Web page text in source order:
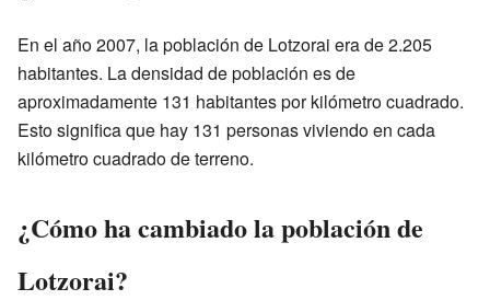
En el año 2007, la población de Lotzorai era de 2.205
habitantes. La densidad de población es de
aproximadamente 131 habitantes por kilómetro cuadrado.
Esto significa que hay 131 personas viviendo en cada
kilómetro cuadrado de terreno.
¿Cómo ha cambiado la población de
Lotzorai?